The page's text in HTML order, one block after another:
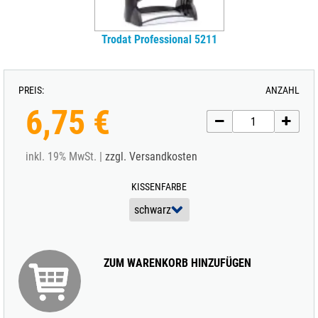
Trodat Professional 5211
PREIS:
6,75 €
inkl. 19% MwSt. | zzgl. Versandkosten
KISSENFARBE
ANZAHL
ZUM WARENKORB HINZUFÜGEN